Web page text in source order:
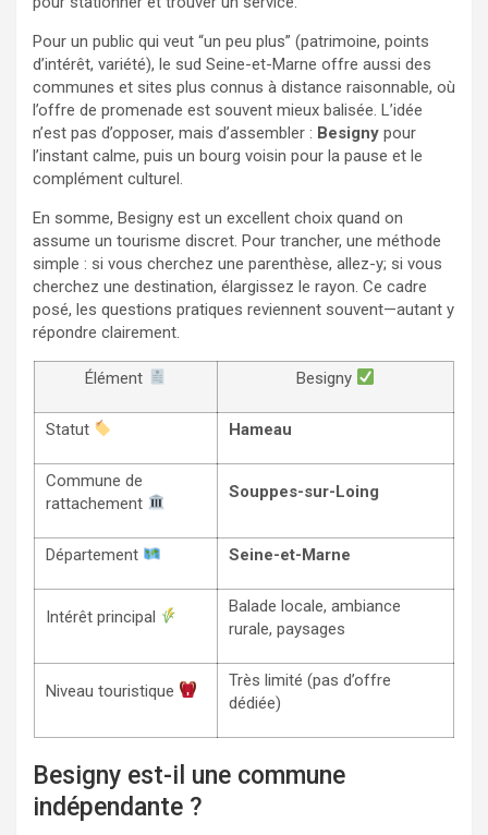
Pour un public qui veut “un peu plus” (patrimoine, points
d’intérêt, variété), le sud Seine-et-Marne offre aussi des
communes et sites plus connus à distance raisonnable, où
l’offre de promenade est souvent mieux balisée. L’idée
n’est pas d’opposer, mais d’assembler : Besigny pour
l’instant calme, puis un bourg voisin pour la pause et le
complément culturel.
En somme, Besigny est un excellent choix quand on
assume un tourisme discret. Pour trancher, une méthode
simple : si vous cherchez une parenthèse, allez-y; si vous
cherchez une destination, élargissez le rayon. Ce cadre
posé, les questions pratiques reviennent souvent—autant y
répondre clairement.
Élément Besigny
Statut Hameau
Commune de
rattachement
Souppes-sur-Loing
Département Seine-et-Marne
Intérêt principal
Balade locale, ambiance
rurale, paysages
Niveau touristique
Très limité (pas d’offre
dédiée)
Besigny est-il une commune
indépendante ?